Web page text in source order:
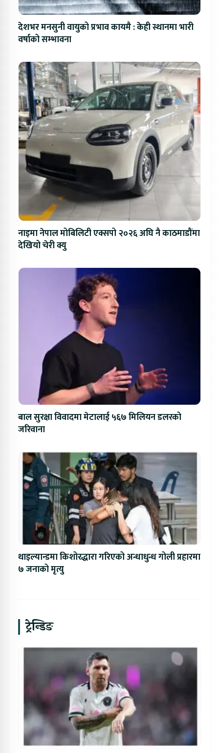
देशभर मनसुनी वायुको प्रभाव कायमै : केही स्थानमा भारी
वर्षाको सम्भावना
नाइमा नेपाल मोबिलिटी एक्सपो २०२६ अघि नै काठमाडौंमा
देखियो चेरी क्यु
बाल सुरक्षा विवादमा मेटालाई ५६७ मिलियन डलरको
जरिवाना
थाइल्यान्डमा किशोरद्धारा गरिएको अन्धाधुन्ध गोली प्रहारमा
७ जनाको मृत्यु
ट्रेन्डिङ